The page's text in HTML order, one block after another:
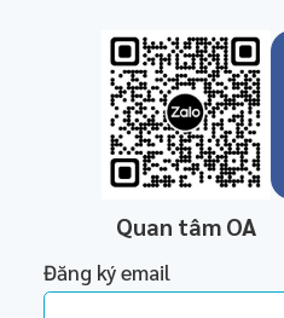
Quan tâm OA
Đăng ký email